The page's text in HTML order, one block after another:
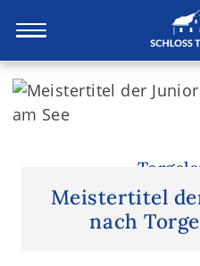
S
Meistertitel
nach